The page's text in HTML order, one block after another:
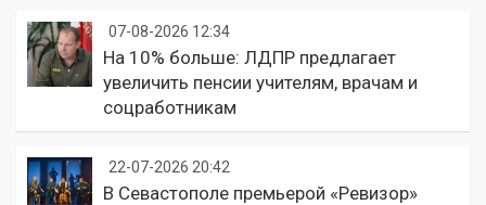
07-08-2026 12:34
На 10% больше: ЛДПР предлагает
увеличить пенсии учителям, врачам и
соцработникам
22-07-2026 20:42
В Севастополе премьерой «Ревизор»